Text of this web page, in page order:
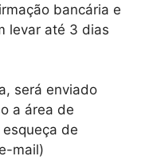
bancária e
levar até 3 dias
será enviado
a área de
de
mail)